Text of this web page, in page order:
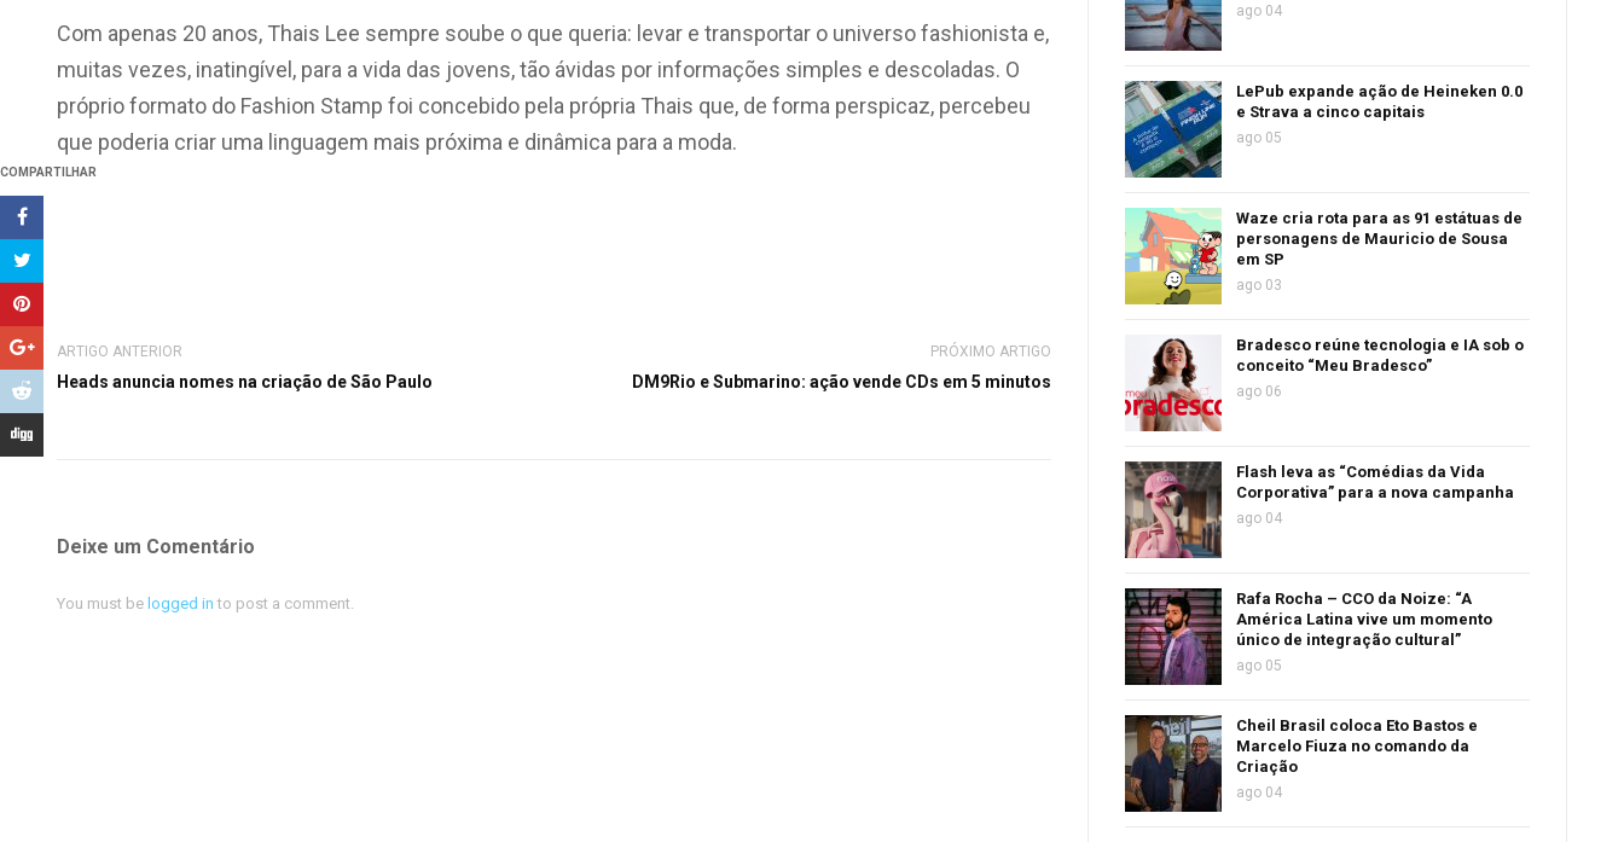
COMPARTILHAR
Com apenas 20 anos, Thais Lee sempre soube o que queria: levar e transportar o universo fashionista e,
muitas vezes, inatingível, para a vida das jovens, tão ávidas por informações simples e descoladas. O
próprio formato do Fashion Stamp foi concebido pela própria Thais que, de forma perspicaz, percebeu
que poderia criar uma linguagem mais próxima e dinâmica para a moda.
ARTIGO ANTERIOR
Heads anuncia nomes na criação de São Paulo
PRÓXIMO ARTIGO
DM9Rio e Submarino: ação vende CDs em 5 minutos
Deixe um Comentário
You must be logged in to post a comment.
ago 04
LePub expande ação de Heineken 0.0
e Strava a cinco capitais
ago 05
Waze cria rota para as 91 estátuas de
personagens de Mauricio de Sousa
em SP
ago 03
Bradesco reúne tecnologia e IA sob o
conceito “Meu Bradesco”
ago 06
Flash leva as “Comédias da Vida
Corporativa” para a nova campanha
ago 04
Rafa Rocha – CCO da Noize: “A
América Latina vive um momento
único de integração cultural”
ago 05
Cheil Brasil coloca Eto Bastos e
Marcelo Fiuza no comando da
Criação
ago 04